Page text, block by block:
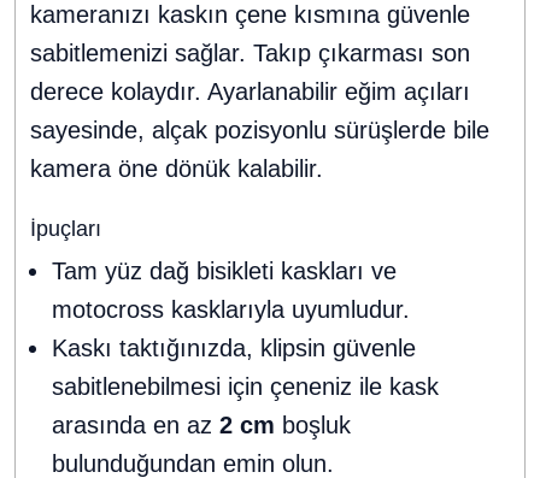
kameranızı kaskın çene kısmına güvenle
sabitlemenizi sağlar. Takıp çıkarması son
derece kolaydır. Ayarlanabilir eğim açıları
sayesinde, alçak pozisyonlu sürüşlerde bile
kamera öne dönük kalabilir.
İpuçları
Tam yüz dağ bisikleti kaskları ve
motocross kasklarıyla uyumludur.
Kaskı taktığınızda, klipsin güvenle
sabitlenebilmesi için çeneniz ile kask
arasında en az 2 cm boşluk
bulunduğundan emin olun.